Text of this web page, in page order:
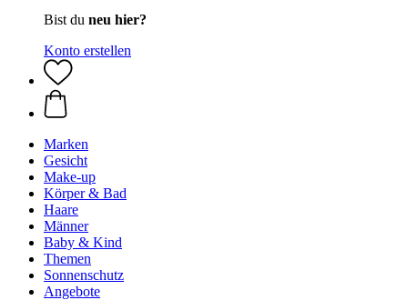
Bist du neu hier?
Konto erstellen
Marken
Gesicht
Make-up
Körper & Bad
Haare
Männer
Baby & Kind
Themen
Sonnenschutz
Angebote